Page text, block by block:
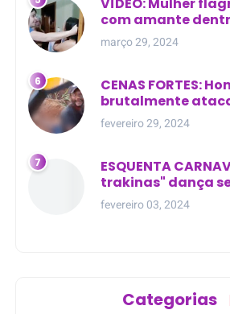
com amante
residência
março 29, 2024
CENAS FORTES:
brutalmente
golpes de facão
fevereiro 29, 2024
ESQUENTA
trakinas" dança
meio da rua na
fevereiro 03, 2024
Categorias